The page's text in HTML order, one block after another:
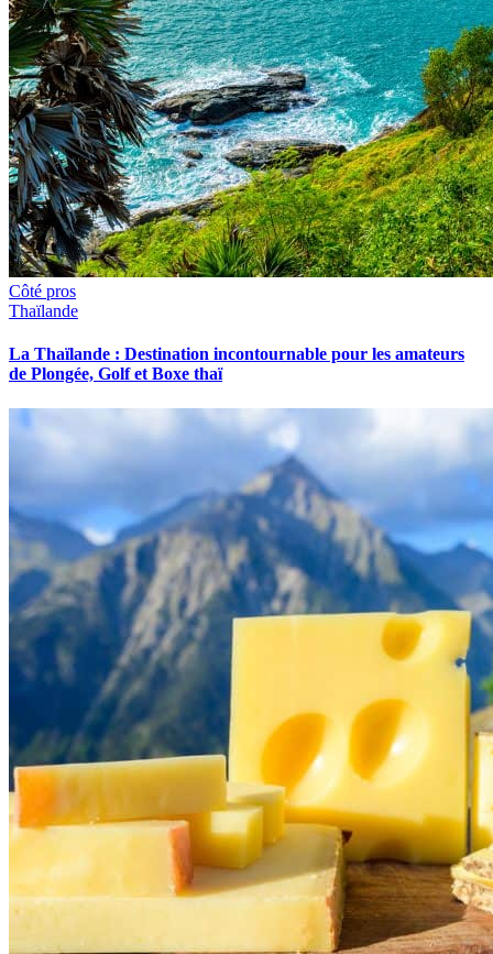
Côté pros
Thaïlande
La Thaïlande : Destination incontournable pour les amateurs
de Plongée, Golf et Boxe thaï